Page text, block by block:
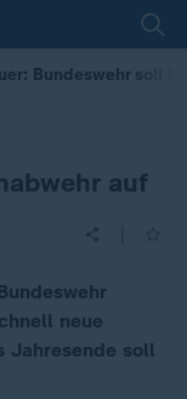
Bundeswehr soll
auf
neue
Jahresende soll